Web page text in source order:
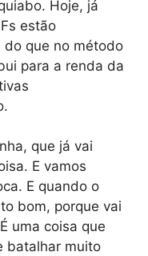
Hoje, já
estão
do que no método
para a renda da
que já vai
E vamos
E quando o
bom, porque vai
uma coisa que
batalhar muito